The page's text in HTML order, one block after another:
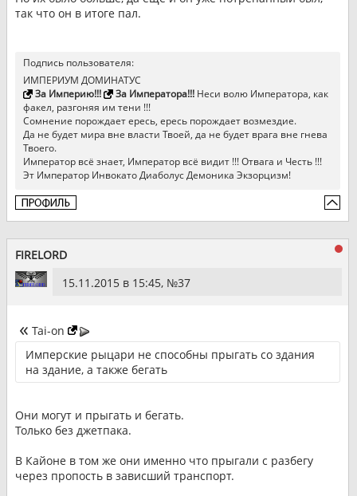
так что он в итоге пал.
Подпись пользователя:
ИМПЕРИУМ ДОМИНАТУС
За Империю!!!
За Императора!!!Неси волю Императора, как
факел, разгоняя им тени !!!
Сомнение порождает ересь, ересь порождает возмездие.
Да не будет мира вне власти Твоей, да не будет врага вне гнева
Твоего.
Император всё знает, Император всё видит !!! Отвага и Честь !!!
Эт Император Инвокато Диаболус Демоника Экзорцизм!
FIRELORD
15.11.2015 в 15:45, №37
Tai-on
Имперские рыцари не способны прыгать со здания
на здание, а также бегать
Они могут и прыгать и бегать.
Только без джетпака.
В Кайоне в том же они именно что прыгали с разбегу
через пропость в зависший транспорт.